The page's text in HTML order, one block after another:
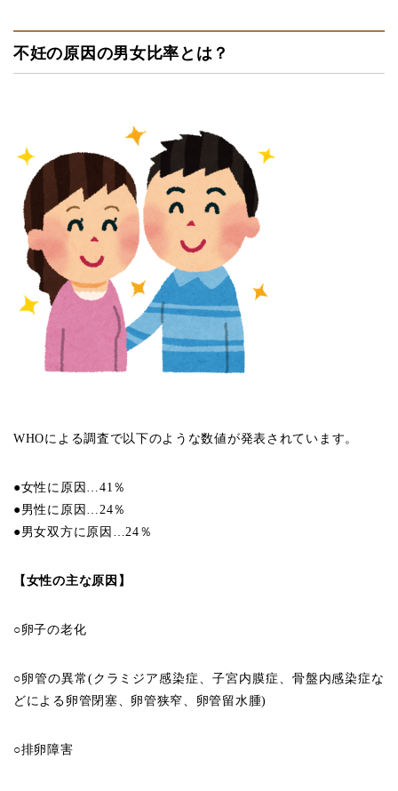
不妊の原因の男女比率とは？
WHOによる調査で以下のような数値が発表されています。
●女性に原因…41％
●男性に原因…24％
●男女双方に原因…24％
【女性の主な原因】
○卵子の老化
○卵管の異常(クラミジア感染症、子宮内膜症、骨盤内感染症な
どによる卵管閉塞、卵管狭窄、卵管留水腫)
○排卵障害